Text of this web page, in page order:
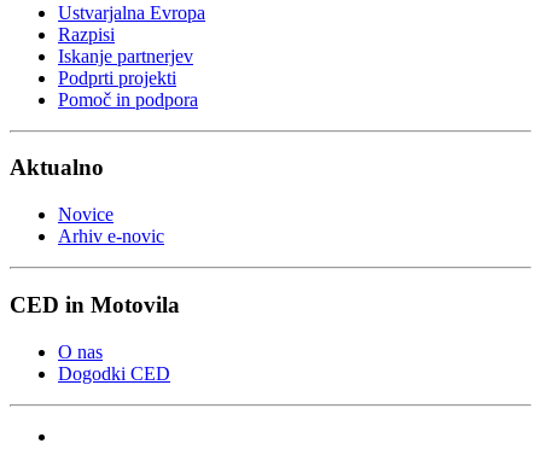
Ustvarjalna Evropa
Razpisi
Iskanje partnerjev
Podprti projekti
Pomoč in podpora
Aktualno
Novice
Arhiv e-novic
CED in Motovila
O nas
Dogodki CED